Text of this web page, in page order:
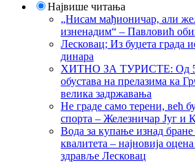
Највише читања
„Нисам мађионичар, али
изненадим“ – Павловић
Лесковац; Из буџета града
динара
ХИТНО ЗА ТУРИСТЕ: Од 5
обустава на прелазима ка
велика задржавања
Не граде само терени, већ
спорта – Железничар Југ
Вода за купање изнад
квалитета – најновија
здравље Лесковац